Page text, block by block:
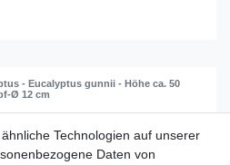
- Eucalyptus gunnii - Höhe ca. 50
Ø 12 cm
Artikel anzeigen
Technologien auf unserer
Daten von